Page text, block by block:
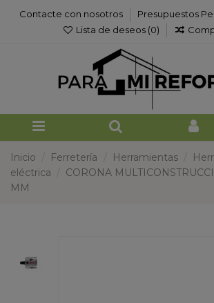
Contacte con nosotros
Presupuestos
Lista de deseos (0)
Inicio Ferretería Herramientas
eléctrica
CORONA
MM